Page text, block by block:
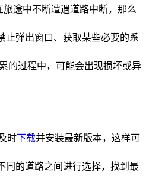
途中不断遭遇道路中断，那么
止弹出窗口、获取某些必要的系
的过程中，可能会出现损坏或异
时下载并安装最新版本，这样可
同的道路之间进行选择，找到最